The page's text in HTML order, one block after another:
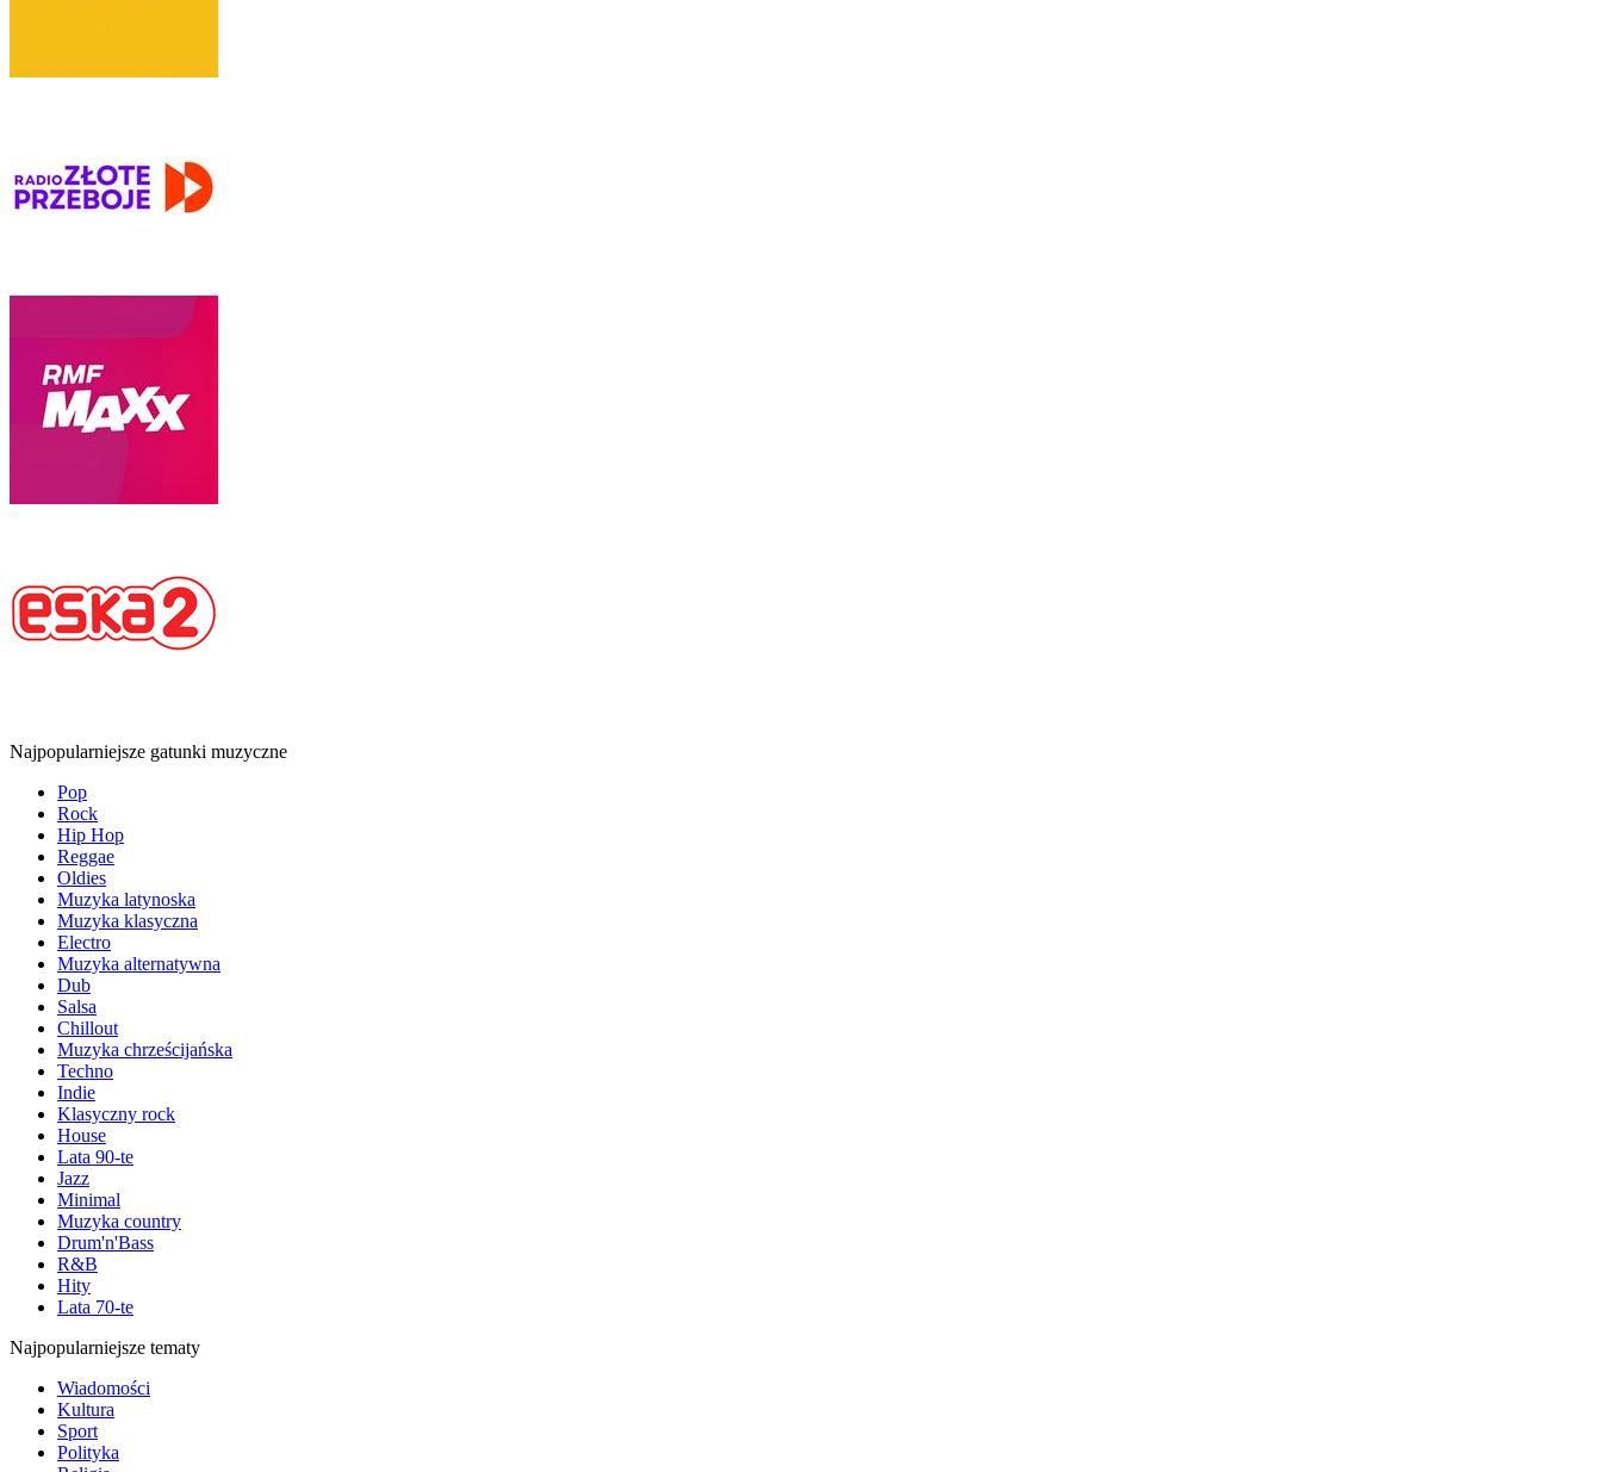
Najpopularniejsze gatunki muzyczne
Pop
Rock
Hip Hop
Reggae
Oldies
Muzyka latynoska
Muzyka klasyczna
Electro
Muzyka alternatywna
Dub
Salsa
Chillout
Muzyka chrześcijańska
Techno
Indie
Klasyczny rock
House
Lata 90-te
Jazz
Minimal
Muzyka country
Drum'n'Bass
R&B
Hity
Lata 70-te
Najpopularniejsze tematy
Wiadomości
Kultura
Sport
Polityka